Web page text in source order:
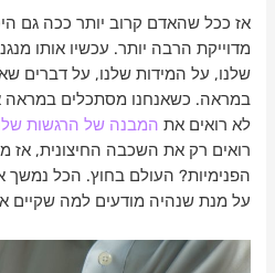
אז ככל שהאדם קרוב יותר ככה גם
מדוייקת הרבה יותר. עכשיו אותו
שלנו, על המידות שלנו, על דברים
במראה. כשאנחנו מסתכלים במראה
לא רואים את המבנה של הרגשות
רואים רק את השכבה החיצונית, אז
הפנימיות? העולם בחוץ. הכל נמשך
על מנת שנהיה מודעים למה שקיים